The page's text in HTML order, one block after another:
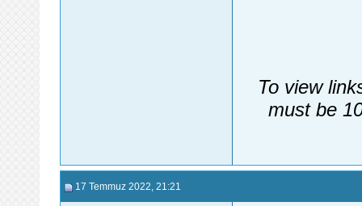
To view
must be
17 Temmuz 2022 , 21:21